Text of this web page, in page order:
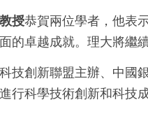
授恭賀兩位學者，他表
的卓越成就。理大將繼
技創新聯盟主辦、中
行科學技術創新和科技